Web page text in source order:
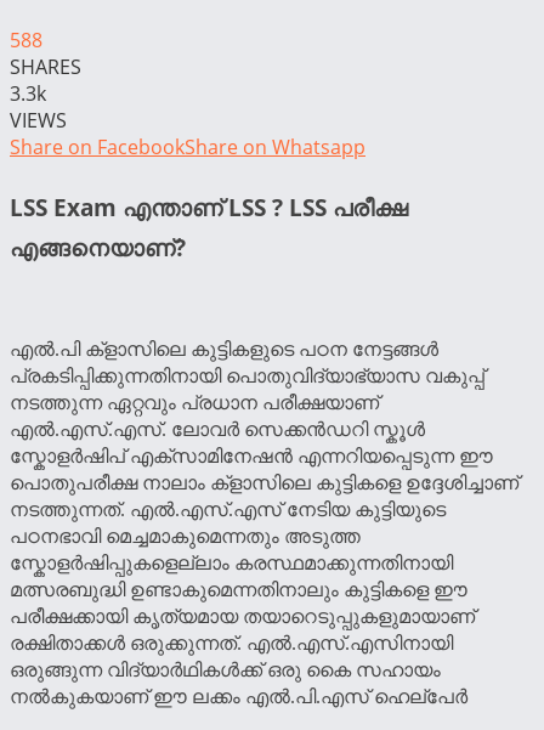
588
SHARES
3.3k
VIEWS
Share on FacebookShare on Whatsapp
LSS Exam എന്താണ് LSS ? LSS പരീക്ഷ
എങ്ങനെയാണ്?
എല്‍.പി ക്ളാസിലെ കുട്ടികളുടെ പഠന നേട്ടങ്ങള്‍
പ്രകടിപ്പിക്കുന്നതിനായി പൊതുവിദ്യാഭ്യാസ വകുപ്പ്
നടത്തുന്ന ഏറ്റവും പ്രധാന പരീക്ഷയാണ്
എല്‍.എസ്.എസ്. ലോവര്‍ സെക്കന്‍ഡറി സ്കൂള്‍
സ്കോളര്‍ഷിപ് എക്സാമിനേഷന്‍ എന്നറിയപ്പെടുന്ന ഈ
പൊതുപരീക്ഷ നാലാം ക്ളാസിലെ കുട്ടികളെ ഉദ്ദേശിച്ചാണ്
നടത്തുന്നത്. എല്‍.എസ്.എസ് നേടിയ കുട്ടിയുടെ
പഠനഭാവി മെച്ചമാകുമെന്നതും അടുത്ത
സ്കോളര്‍ഷിപ്പുകളെല്ലാം കരസ്ഥമാക്കുന്നതിനായി
മത്സരബുദ്ധി ഉണ്ടാകുമെന്നതിനാലും കുട്ടികളെ ഈ
പരീക്ഷക്കായി കൃത്യമായ തയാറെടുപ്പുകളുമായാണ്
രക്ഷിതാക്കള്‍ ഒരുക്കുന്നത്. എല്‍.എസ്.എസിനായി
ഒരുങ്ങുന്ന വിദ്യാര്‍ഥികള്‍ക്ക് ഒരു കൈ സഹായം
നല്‍കുകയാണ് ഈ ലക്കം എല്‍.പി.എസ് ഹെല്പേര്‍